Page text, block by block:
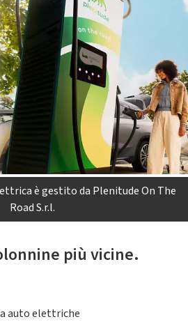
è gestito da Plenitude On The
Road S.r.l.
più vicine.
auto elettriche